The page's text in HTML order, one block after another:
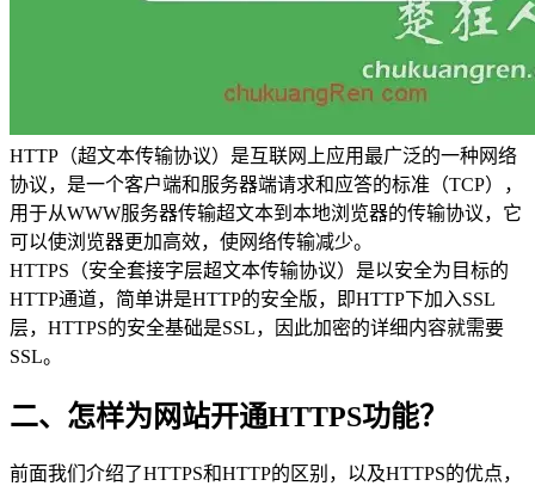
HTTP（超文本传输协议）是互联网上应用最广泛的一种网络
协议，是一个客户端和服务器端请求和应答的标准（TCP），
用于从WWW服务器传输超文本到本地浏览器的传输协议，它
可以使浏览器更加高效，使网络传输减少。
HTTPS（安全套接字层超文本传输协议）是以安全为目标的
HTTP通道，简单讲是HTTP的安全版，即HTTP下加入SSL
层，HTTPS的安全基础是SSL，因此加密的详细内容就需要
SSL。
二、怎样为网站开通HTTPS功能？
前面我们介绍了HTTPS和HTTP的区别，以及HTTPS的优点，